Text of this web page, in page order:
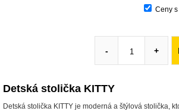
Ceny s
- +
Detská stolička KITTY
Detská stolička KITTY je moderná a štýlová stolička,